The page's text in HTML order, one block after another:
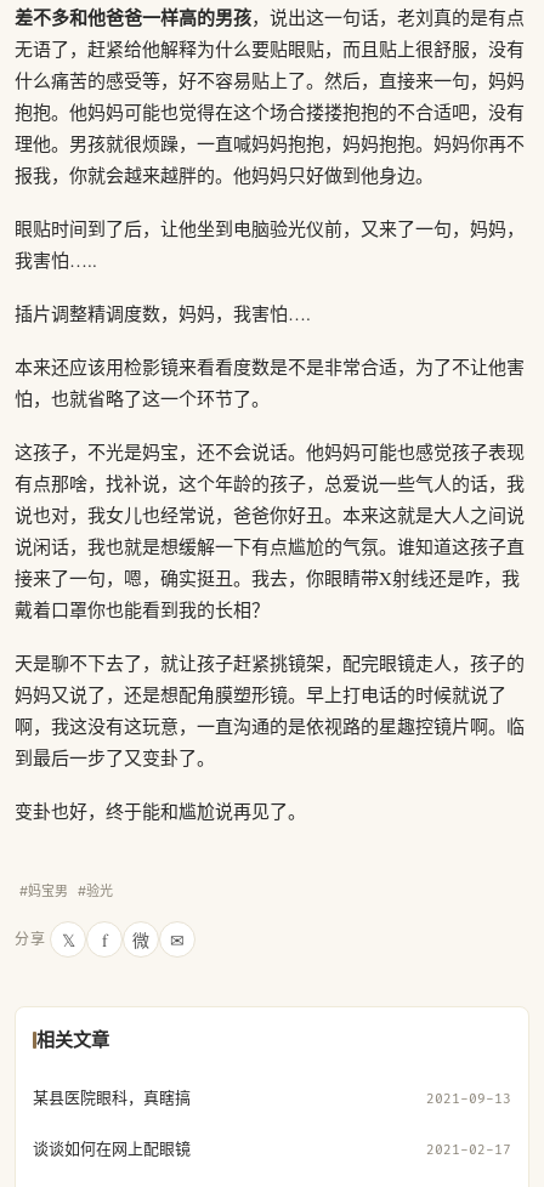
差不多和他爸爸一样高的男孩，说出这一句话，老刘真的是有点
无语了，赶紧给他解释为什么要贴眼贴，而且贴上很舒服，没有
什么痛苦的感受等，好不容易贴上了。然后，直接来一句，妈妈
抱抱。他妈妈可能也觉得在这个场合搂搂抱抱的不合适吧，没有
理他。男孩就很烦躁，一直喊妈妈抱抱，妈妈抱抱。妈妈你再不
报我，你就会越来越胖的。他妈妈只好做到他身边。
眼贴时间到了后，让他坐到电脑验光仪前，又来了一句，妈妈，
我害怕…..
插片调整精调度数，妈妈，我害怕….
本来还应该用检影镜来看看度数是不是非常合适，为了不让他害
怕，也就省略了这一个环节了。
这孩子，不光是妈宝，还不会说话。他妈妈可能也感觉孩子表现
有点那啥，找补说，这个年龄的孩子，总爱说一些气人的话，我
说也对，我女儿也经常说，爸爸你好丑。本来这就是大人之间说
说闲话，我也就是想缓解一下有点尴尬的气氛。谁知道这孩子直
接来了一句，嗯，确实挺丑。我去，你眼睛带X射线还是咋，我
戴着口罩你也能看到我的长相？
天是聊不下去了，就让孩子赶紧挑镜架，配完眼镜走人，孩子的
妈妈又说了，还是想配角膜塑形镜。早上打电话的时候就说了
啊，我这没有这玩意，一直沟通的是依视路的星趣控镜片啊。临
到最后一步了又变卦了。
变卦也好，终于能和尴尬说再见了。
#妈宝男 #验光
分享 𝕏 f 微 ✉
相关文章
某县医院眼科，真瞎搞 2021-09-13
谈谈如何在网上配眼镜 2021-02-17